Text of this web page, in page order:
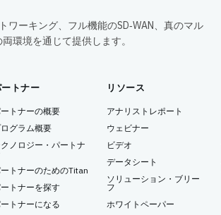
ーキング、フル機能のSD‑WAN、真のマル
環境を通じて提供します。
トナー
トナーの概要
グラム概要
ノロジー・パートナ
トナーのためのTitan
トナーを探す
トナーになる
リソース
アナリストレポート
ウェビナー
ビデオ
データシート
ソリューション・ブリー
フ
ホワイトペーパー